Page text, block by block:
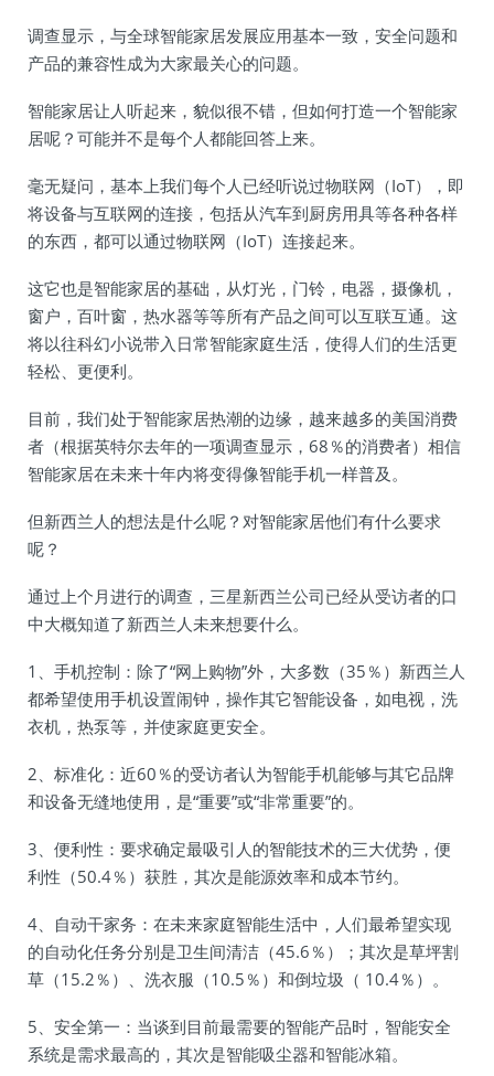
调查显示，与全球智能家居发展应用基本一致，安全问题和
产品的兼容性成为大家最关心的问题。
智能家居让人听起来，貌似很不错，但如何打造一个智能家
居呢？可能并不是每个人都能回答上来。
毫无疑问，基本上我们每个人已经听说过物联网（IoT），即
将设备与互联网的连接，包括从汽车到厨房用具等各种各样
的东西，都可以通过物联网（IoT）连接起来。
这它也是智能家居的基础，从灯光，门铃，电器，摄像机，
窗户，百叶窗，热水器等等所有产品之间可以互联互通。这
将以往科幻小说带入日常智能家庭生活，使得人们的生活更
轻松、更便利。
目前，我们处于智能家居热潮的边缘，越来越多的美国消费
者（根据英特尔去年的一项调查显示，68％的消费者）相信
智能家居在未来十年内将变得像智能手机一样普及。
但新西兰人的想法是什么呢？对智能家居他们有什么要求
呢？
通过上个月进行的调查，三星新西兰公司已经从受访者的口
中大概知道了新西兰人未来想要什么。
1、手机控制：除了“网上购物”外，大多数（35％）新西兰人
都希望使用手机设置闹钟，操作其它智能设备，如电视，洗
衣机，热泵等，并使家庭更安全。
2、标准化：近60％的受访者认为智能手机能够与其它品牌
和设备无缝地使用，是“重要”或“非常重要”的。
3、便利性：要求确定最吸引人的智能技术的三大优势，便
利性（50.4％）获胜，其次是能源效率和成本节约。
4、自动干家务：在未来家庭智能生活中，人们最希望实现
的自动化任务分别是卫生间清洁（45.6％）；其次是草坪割
草（15.2％）、洗衣服（10.5％）和倒垃圾（ 10.4％）。
5、安全第一：当谈到目前最需要的智能产品时，智能安全
系统是需求最高的，其次是智能吸尘器和智能冰箱。